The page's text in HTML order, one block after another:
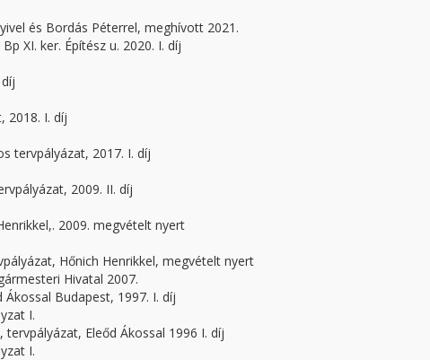
és Bordás Péterrel, meghívott 2021.
XI. ker. Építész u. 2020. I. díj
2018. I. díj
tervpályázat, 2017. I. díj
2009. II. díj
2009. megvételt nyert
Hőnich Henrikkel, megvételt nyert
Hivatal 2007.
Budapest, 1997. I. díj
I.
Eleőd Ákossal 1996 I. díj
I.